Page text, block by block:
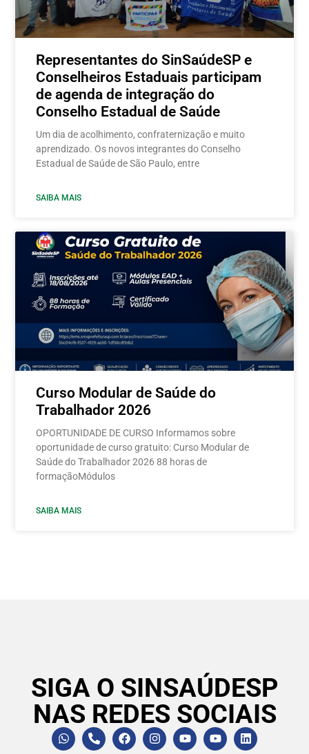
Representantes do SinSaúdeSP e
Conselheiros Estaduais participam
de agenda de integração do
Conselho Estadual de Saúde
Um dia de acolhimento, confraternização e muito
aprendizado. Os novos integrantes do Conselho
Estadual de Saúde de São Paulo, entre
SAIBA MAIS
Curso Modular de Saúde do
Trabalhador 2026
OPORTUNIDADE DE CURSO Informamos sobre
oportunidade de curso gratuito: Curso Modular de
Saúde do Trabalhador 2026 88 horas de
formaçãoMódulos
SAIBA MAIS
SIGA O SINSAÚDESP
NAS REDES SOCIAIS